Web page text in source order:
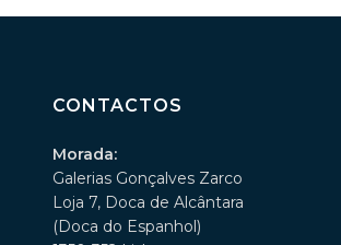
CONTACTOS
Morada:
Galerias Gonçalves Zarco
Loja 7, Doca de Alcântara
(Doca do Espanhol)